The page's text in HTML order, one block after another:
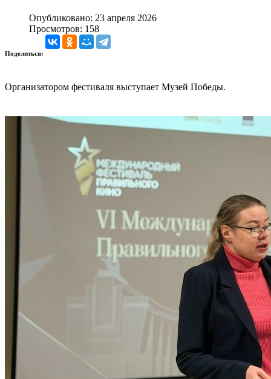
Опубликовано: 23 апреля 2026
Просмотров: 158
Поделиться:
Организатором фестиваля выступает Музей Победы.